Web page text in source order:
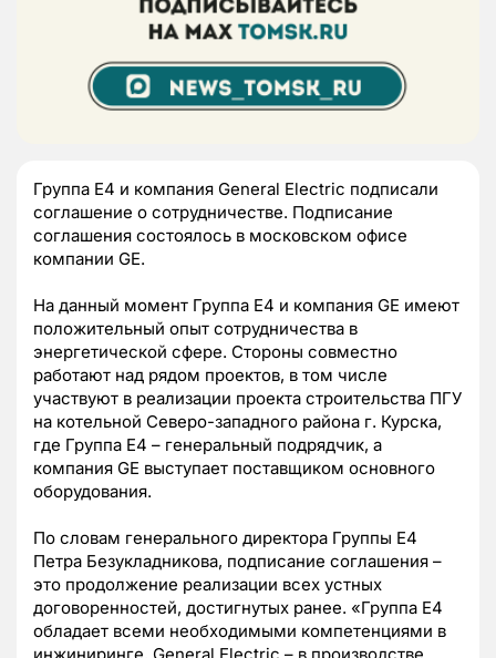
Группа Е4 и компания General Electric подписали
соглашение о сотрудничестве. Подписание
соглашения состоялось в московском офисе
компании GE.
На данный момент Группа Е4 и компания GE имеют
положительный опыт сотрудничества в
энергетической сфере. Стороны совместно
работают над рядом проектов, в том числе
участвуют в реализации проекта строительства ПГУ
на котельной Северо-западного района г. Курска,
где Группа Е4 – генеральный подрядчик, а
компания GE выступает поставщиком основного
оборудования.
По словам генерального директора Группы Е4
Петра Безукладникова, подписание соглашения –
это продолжение реализации всех устных
договоренностей, достигнутых ранее. «Группа Е4
обладает всеми необходимыми компетенциями в